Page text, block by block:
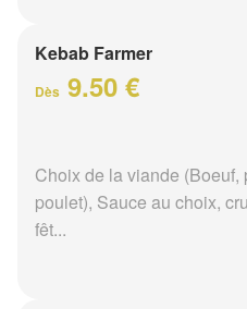
Kebab Farmer
Dès 9.50 €
Choix de la viande
poulet), Sauce au choix,
fêt...